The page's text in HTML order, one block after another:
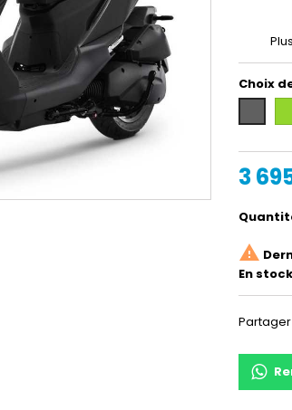
Choix
foncé
3

En
Partager